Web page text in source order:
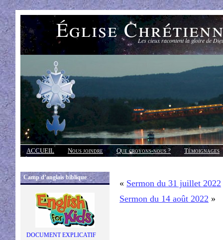
Église Les cieux racontent la gloire de
ACCUEIL Nous joindre Que croyons-nous ?
Témoignages
Réponses
Camp d’anglais biblique
DOCUMENT EXPLICATIF
« Sermon du 31 juillet 2022
Sermon du 14 août 2022 »